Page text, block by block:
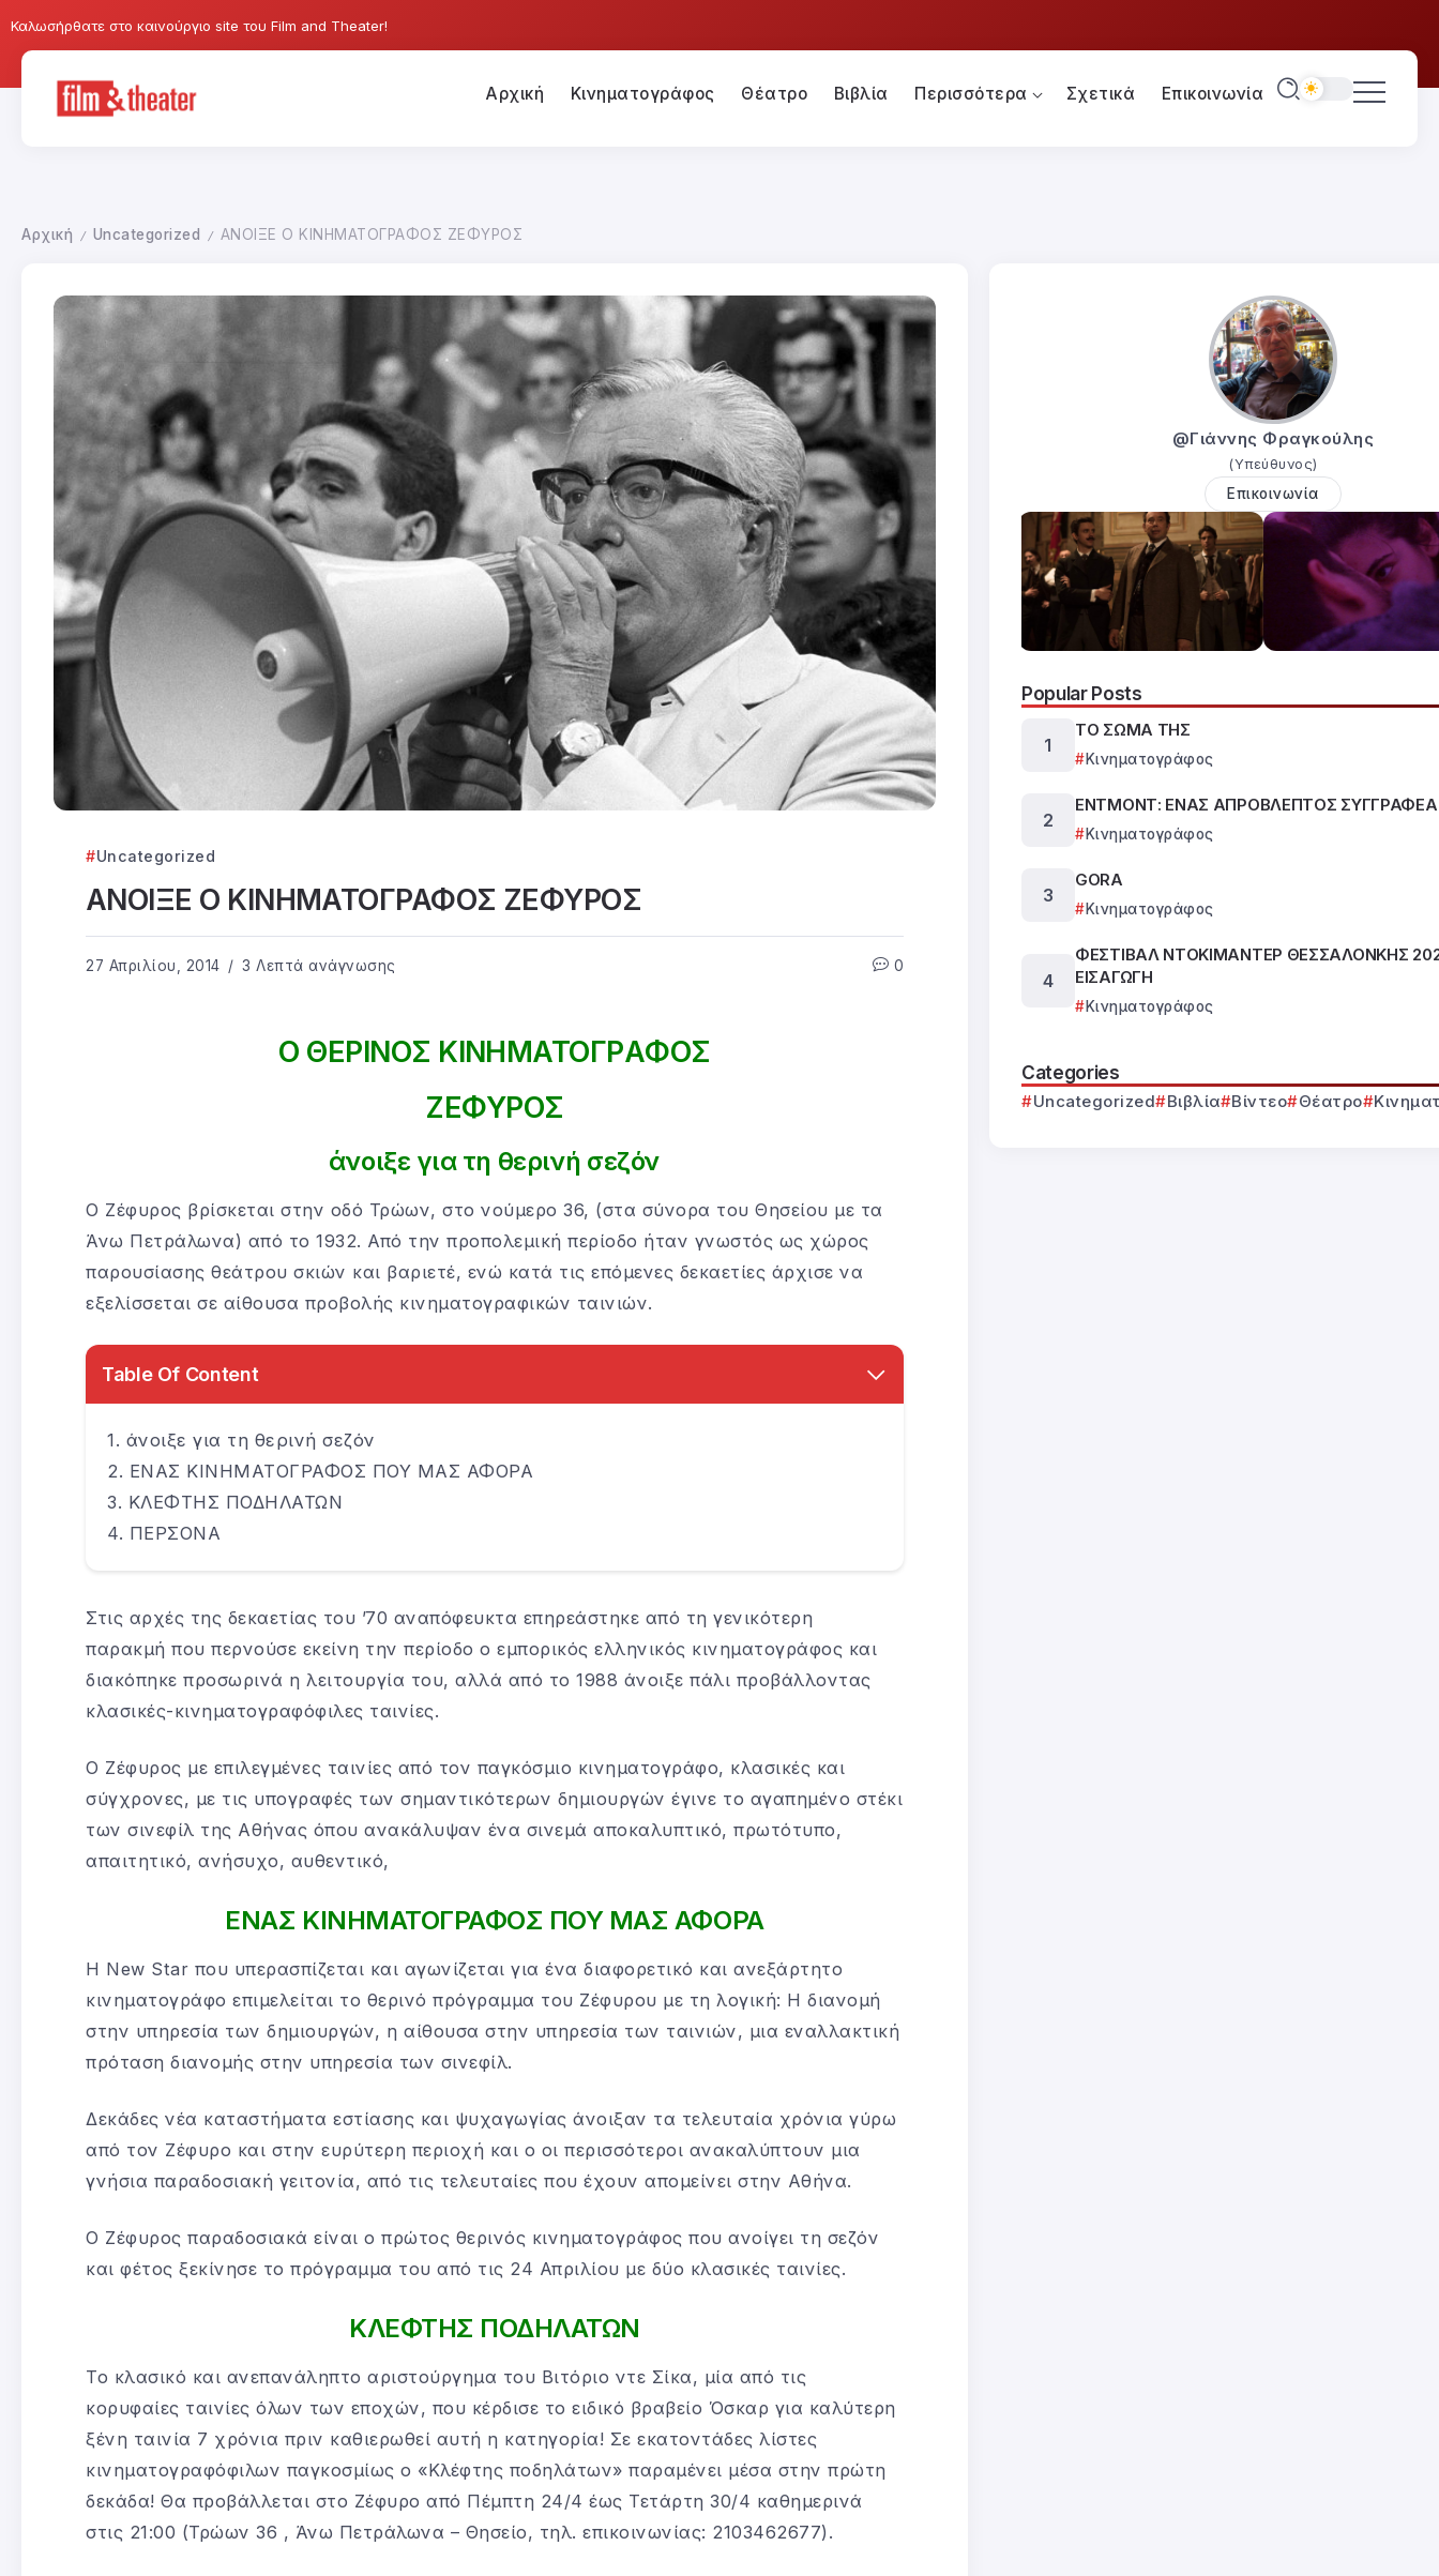
Καλωσήρθατε στο καινούργιο site του Film and Theater!
Αρχική Κινηματογράφος Θέατρο Βιβλία Περισσότερα Σχετικά Επικοινωνία
Αρχική / Uncategorized / ΑΝΟΙΞΕ Ο ΚΙΝΗΜΑΤΟΓΡΑΦΟΣ ΖΕΦΥΡΟΣ
Uncategorized
ΑΝΟΙΞΕ Ο ΚΙΝΗΜΑΤΟΓΡΑΦΟΣ ΖΕΦΥΡΟΣ
27 Απριλίου, 2014 3 Λεπτά ανάγνωσης 0
Ο ΘΕΡΙΝΟΣ ΚΙΝΗΜΑΤΟΓΡAΦΟΣ
ΖΕΦΥΡΟΣ
άνοιξε για τη θερινή σεζόν
Ο Ζέφυρος βρίσκεται στην οδό Τρώων, στο νούμερο 36, (στα σύνορα του Θησείου με τα
Άνω Πετράλωνα) από το 1932. Από την προπολεμική περίοδο ήταν γνωστός ως χώρος
παρουσίασης θεάτρου σκιών και βαριετέ, ενώ κατά τις επόμενες δεκαετίες άρχισε να
εξελίσσεται σε αίθουσα προβολής κινηματογραφικών ταινιών.
Table Of Content
άνοιξε για τη θερινή σεζόν
ΕΝΑΣ ΚΙΝΗΜΑΤΟΓΡΑΦΟΣ ΠΟΥ ΜΑΣ ΑΦΟΡΑ
ΚΛΕΦΤΗΣ ΠΟΔΗΛΑΤΩΝ
ΠΕΡΣΟΝΑ
Στις αρχές της δεκαετίας του ’70 αναπόφευκτα επηρεάστηκε από τη γενικότερη
παρακμή που περνούσε εκείνη την περίοδο ο εμπορικός ελληνικός κινηματογράφος και
διακόπηκε προσωρινά η λειτουργία του, αλλά από το 1988 άνοιξε πάλι προβάλλοντας
κλασικές-κινηματογραφόφιλες ταινίες.
Ο Ζέφυρος με επιλεγμένες ταινίες από τον παγκόσμιο κινηματογράφο, κλασικές και
σύγχρονες, με τις υπογραφές των σημαντικότερων δημιουργών έγινε το αγαπημένο στέκι
των σινεφίλ της Αθήνας όπου ανακάλυψαν ένα σινεμά αποκαλυπτικό, πρωτότυπο,
απαιτητικό, ανήσυχο, αυθεντικό,
ΕΝΑΣ ΚΙΝΗΜΑΤΟΓΡΑΦΟΣ ΠΟΥ ΜΑΣ ΑΦΟΡΑ
Η New Star που υπερασπίζεται και αγωνίζεται για ένα διαφορετικό και ανεξάρτητο
κινηματογράφο επιμελείται το θερινό πρόγραμμα του Ζέφυρου με τη λογική: Η διανομή
στην υπηρεσία των δημιουργών, η αίθουσα στην υπηρεσία των ταινιών, μια εναλλακτική
πρόταση διανομής στην υπηρεσία των σινεφίλ.
Δεκάδες νέα καταστήματα εστίασης και ψυχαγωγίας άνοιξαν τα τελευταία χρόνια γύρω
από τον Ζέφυρο και στην ευρύτερη περιοχή και ο οι περισσότεροι ανακαλύπτουν μια
γνήσια παραδοσιακή γειτονία, από τις τελευταίες που έχουν απομείνει στην Αθήνα.
Ο Ζέφυρος παραδοσιακά είναι ο πρώτος θερινός κινηματογράφος που ανοίγει τη σεζόν
και φέτος ξεκίνησε το πρόγραμμα του από τις 24 Απριλίου με δύο κλασικές ταινίες.
ΚΛΕΦΤΗΣ ΠΟΔΗΛΑΤΩΝ
Το κλασικό και ανεπανάληπτο αριστούργημα του Βιτόριο ντε Σίκα, μία από τις
κορυφαίες ταινίες όλων των εποχών, που κέρδισε το ειδικό βραβείο Όσκαρ για καλύτερη
ξένη ταινία 7 χρόνια πριν καθιερωθεί αυτή η κατηγορία! Σε εκατοντάδες λίστες
κινηματογραφόφιλων παγκοσμίως ο «Κλέφτης ποδηλάτων» παραμένει μέσα στην πρώτη
δεκάδα! Θα προβάλλεται στο Ζέφυρο από Πέμπτη ​24/4 έως Τετάρτη ​30/4 καθημερινά
στις 2​1​:00 (Τρώων 36 , Άνω Πετράλωνα – Θησείο, τηλ. επικοινωνίας: 2103462677).
@Γιάννης Φραγκούλης
(Υπεύθυνος)
Επικοινωνία
Popular Posts
ΤΟ ΣΩΜΑ ΤΗΣ
Κινηματογράφος
ΕΝΤΜΟΝΤ: ΕΝΑΣ ΑΠΡΟΒΛΕΠΤΟΣ
Κινηματογράφος
GORA
Κινηματογράφος
ΦΕΣΤΙΒΑΛ ΝΤΟΚΙΜΑΝΤΕΡ ΘΕΣΣΑΛΟΝΚΗΣ
ΕΙΣΑΓΩΓΗ
Κινηματογράφος
Categories
Uncategorized Βιβλία Βίντεο Θέατρο